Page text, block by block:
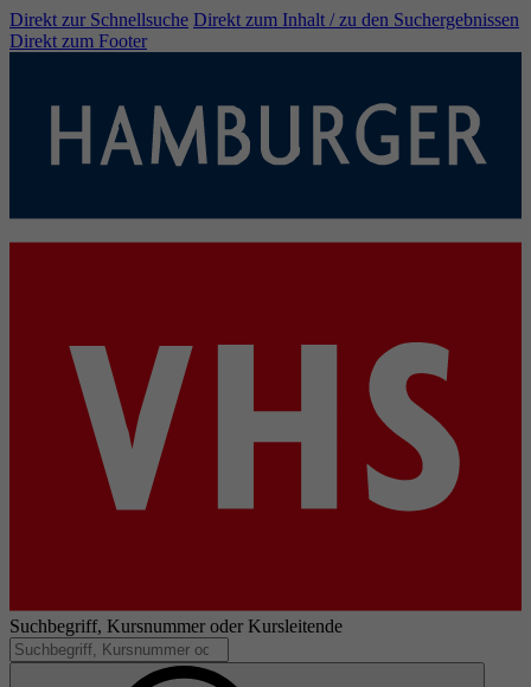
Direkt zur Schnellsuche Direkt zum Inhalt / zu den Suchergebnissen
Direkt zum Footer
Suchbegriff, Kursnummer oder Kursleitende